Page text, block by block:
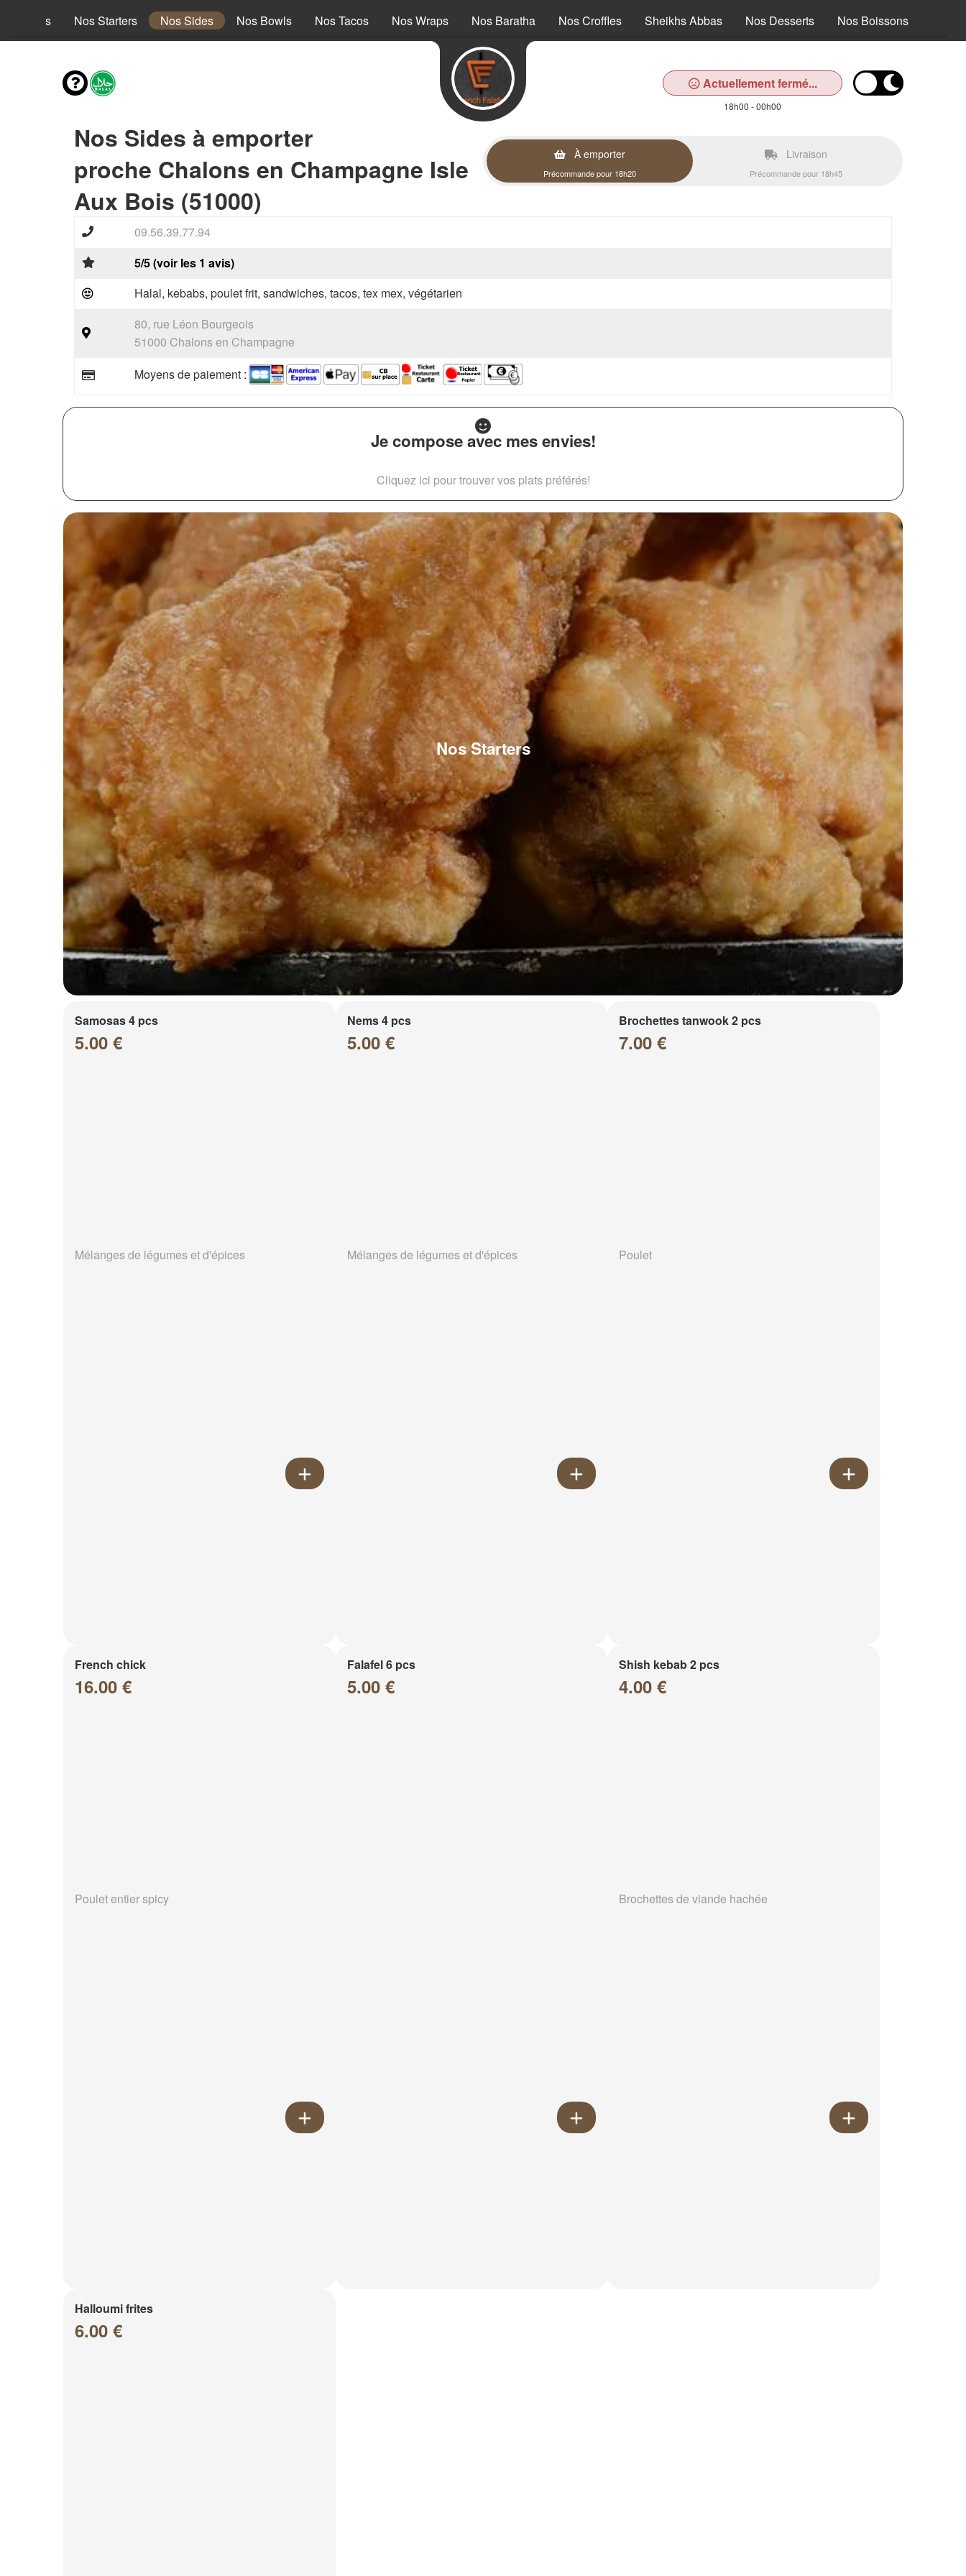
envies Nos Starters Nos Sides Nos Bowls Nos Tacos Nos Wraps Nos Baratha Nos Croffles Sheikhs Abbas Nos Desserts Nos Boissons
Actuellement fermé...
18h00 - 00h00
Nos Sides à emporter
proche Chalons en Champagne Isle
Aux Bois (51000)
À emporter
Précommande pour 18h20
Livraison
Précommande pour 18h45
09.56.39.77.94
5/5 (voir les 1 avis)
Halal, kebabs, poulet frit, sandwiches, tacos, tex mex, végétarien
80, rue Léon Bourgeois
51000 Chalons en Champagne
Moyens de paiement :
Je compose avec mes envies!
Cliquez ici pour trouver vos plats préférés!
Nos Starters
Samosas 4 pcs
5.00 €
Mélanges de légumes et d'épices
Nems 4 pcs
5.00 €
Mélanges de légumes et d'épices
Brochettes tanwook 2 pcs
7.00 €
Poulet
French chick
16.00 €
Poulet entier spicy
Falafel 6 pcs
5.00 €
Shish kebab 2 pcs
4.00 €
Brochettes de viande hachée
Halloumi frites
6.00 €